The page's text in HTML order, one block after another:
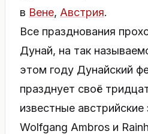
в Вене, Австрия.
Все празднования
Дунай, на так
этом году Дунайский
празднует своё
известные австрийские
Wolfgang Ambros и